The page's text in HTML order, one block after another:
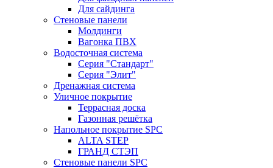
Для сайдинга
Стеновые панели
Молдинги
Вагонка ПВХ
Водосточная система
Серия "Стандарт"
Серия "Элит"
Дренажная система
Уличное покрытие
Террасная доска
Газонная решётка
Напольное покрытие SPC
ALTA STEP
ГРАНД СТЭП
Стеновые панели SPC